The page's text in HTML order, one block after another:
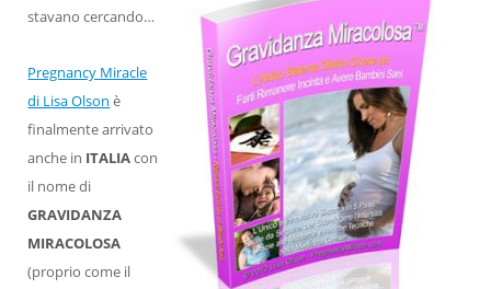
stavano cercando…
Pregnancy Miracle
di Lisa Olson è
finalmente arrivato
anche in ITALIAcon
il nome di
GRAVIDANZA
MIRACOLOSA
(proprio come il